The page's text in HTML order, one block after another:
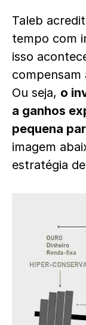
Taleb
tempo com
isso
Ou seja, o
a ganhos
pequena
imagem
estratégia